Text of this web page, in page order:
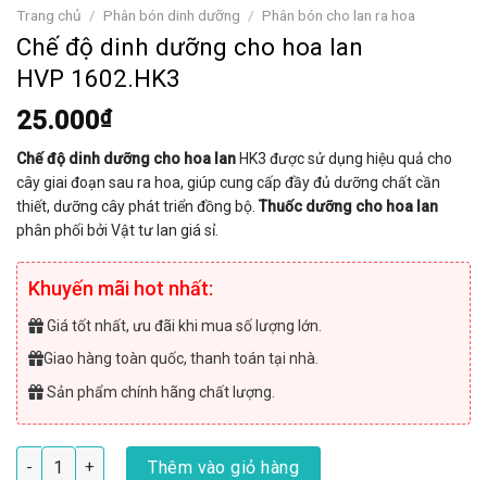
Trang chủ / Phân bón dinh dưỡng / Phân bón cho lan ra hoa
Chế độ dinh dưỡng cho hoa lan
HVP 1602.HK3
25.000₫
Chế độ dinh dưỡng cho hoa lan HK3 được sử dụng hiệu quả cho
cây giai đoạn sau ra hoa, giúp cung cấp đầy đủ dưỡng chất cần
thiết, dưỡng cây phát triển đồng bộ. Thuốc dưỡng cho hoa lan
phân phối bởi Vật tư lan giá sỉ.
Khuyến mãi hot nhất:
Giá tốt nhất, ưu đãi khi mua số lượng lớn.
Giao hàng toàn quốc, thanh toán tại nhà.
Sản phẩm chính hãng chất lượng.
Chế độ dinh dưỡng cho hoa lan HVP 1602.HK3 số lượng
Thêm vào giỏ hàng